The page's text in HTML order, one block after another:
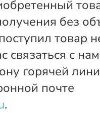
без
товар
связаться с
горячей
почте
.